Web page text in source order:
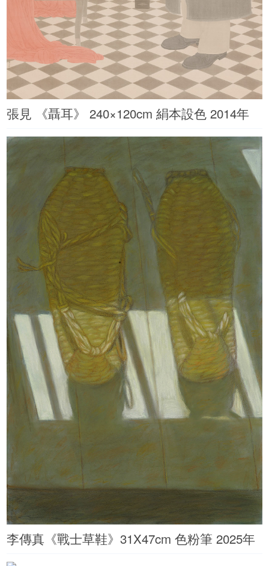
張見 《聶耳》 240×120cm 絹本設色 2014年
李傳真《戰士草鞋》31X47cm 色粉筆 2025年